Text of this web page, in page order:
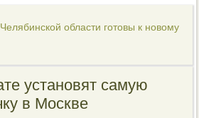
области готовы к новому
установят самую
в Москве